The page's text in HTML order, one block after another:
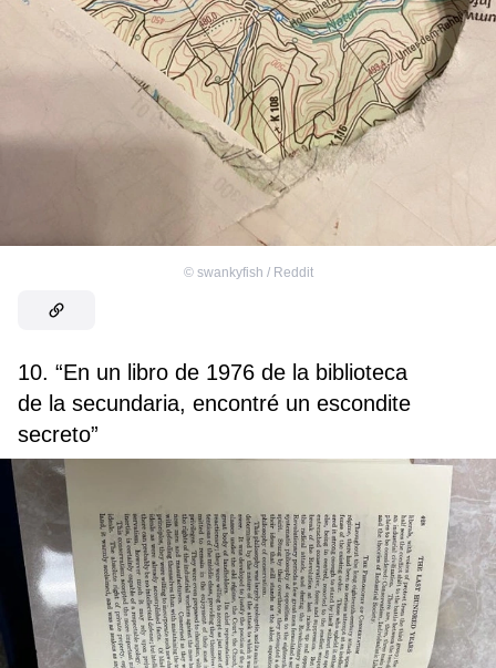
© swankyfish / Reddit
10. “En un libro de 1976 de la biblioteca
de la secundaria, encontré un escondite
secreto”